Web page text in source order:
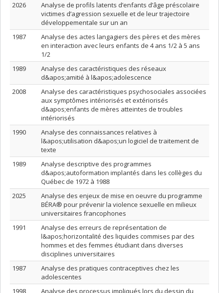
2026
Analyse de profils latents d’enfants d’âge préscolaire
victimes d’agression sexuelle et de leur trajectoire
développementale sur un an
1987
Analyse des actes langagiers des pères et des mères
en interaction avec leurs enfants de 4 ans 1/2 à 5 ans
1/2
1989
Analyse des caractéristiques des réseaux
d&apos;amitié à l&apos;adolescence
2008
Analyse des caractéristiques psychosociales associées
aux symptômes intériorisés et extériorisés
d&apos;enfants de mères atteintes de troubles
intériorisés
1990
Analyse des connaissances relatives à
l&apos;utilisation d&apos;un logiciel de traitement de
texte
1989
Analyse descriptive des programmes
d&apos;autoformation implantés dans les collèges du
Québec de 1972 à 1988
2025
Analyse des enjeux de mise en oeuvre du programme
BÉRA® pour prévenir la violence sexuelle en milieux
universitaires francophones
1991
Analyse des erreurs de représentation de
l&apos;horizontalité des liquides commises par des
hommes et des femmes étudiant dans diverses
disciplines universitaires
1987
Analyse des pratiques contraceptives chez les
adolescentes
1998
Analyse des processus impliqués lors du dessin du